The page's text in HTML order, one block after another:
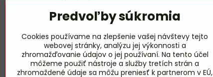
michal​.sustek​@hselectric​.sk
obchod​@hselectric​.sk
miroslav​.harmady​@hselectric​.sk
revízie/projekty
Predvoľby súkromia
Cookies používame na zlepšenie vašej návštevy tejto
webovej stránky, analýzu jej výkonnosti a
zhromažďovanie údajov o jej používaní. Na tento účel
môžeme použiť nástroje a služby tretích strán a
zhromaždené údaje sa môžu preniesť k partnerom v EÚ,